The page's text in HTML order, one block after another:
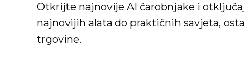
Otkrijte najnovije AI čarobnjake i
najnovijih alata do praktičnih savjeta,
trgovine.